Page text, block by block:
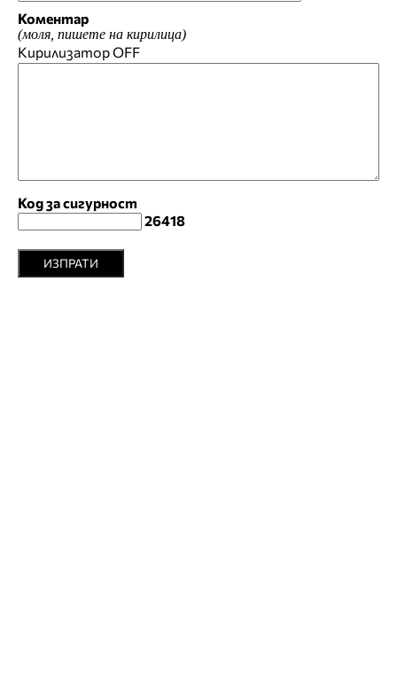
Коментар
(моля, пишете на кирилица)
КирилизаторOFF
Код за сигурност
26418
ИЗПРАТИ